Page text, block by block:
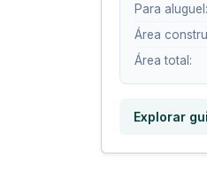
Para aluguel:
Área
Área total:
Explorar